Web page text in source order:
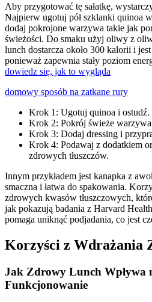
Aby przygotować tę sałatkę,
Najpierw ugotuj pół szklanki quinoa
dodaj pokrojone warzywa takie jak
świeżości. Do smaku użyj oliwy z
lunch dostarcza około 300 kalorii i
ponieważ zapewnia stały poziom
dowiedz się, jak to wygląda
domowy sposób na zatkane rury
Krok 1: Ugotuj quinoa i ostudź.
Krok 2: Pokrój świeże
Krok 3: Dodaj dressing i
Krok 4: Podawaj z dodatkiem
zdrowych tłuszczów.
Innym przykładem jest kanapka z
smaczna i łatwa do spakowania.
zdrowych kwasów tłuszczowych,
jak pokazują badania z Harvard
pomaga uniknąć podjadania, co jest
Korzyści z Wdrażania
Jak Zdrowy Lunch Wpływa
Funkcjonowanie